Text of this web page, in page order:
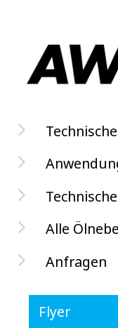
Alle
Anfragen
Flyer